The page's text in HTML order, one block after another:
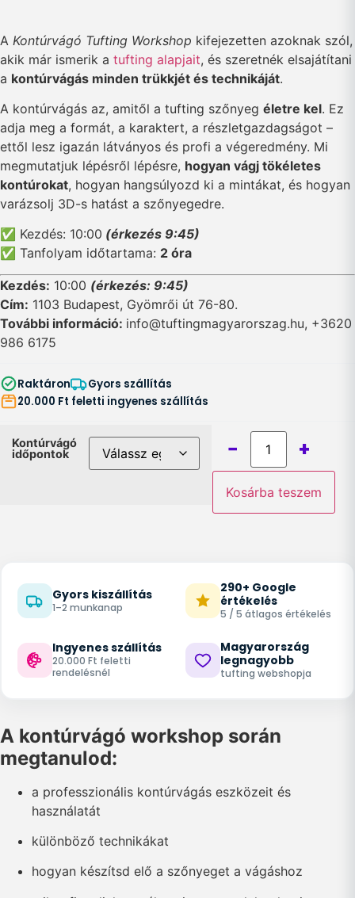
A Kontúrvágó Tufting Workshop kifejezetten azoknak szól,
akik már ismerik a tufting alapjait, és szeretnék elsajátítani
a kontúrvágás minden trükkjét és technikáját.
A kontúrvágás az, amitől a tufting szőnyeg életre kel. Ez
adja meg a formát, a karaktert, a részletgazdagságot –
ettől lesz igazán látványos és profi a végeredmény. Mi
megmutatjuk lépésről lépésre, hogyan vágj tökéletes
kontúrokat, hogyan hangsúlyozd ki a mintákat, és hogyan
varázsolj 3D-s hatást a szőnyegedre.
✅ Kezdés: 10:00 (érkezés 9:45)
✅ Tanfolyam időtartama: 2 óra
Kezdés: 10:00 (érkezés: 9:45)
Cím: 1103 Budapest, Gyömrői út 76-80.
További információ: info@tuftingmagyarorszag.hu, +3620
986 6175
Raktáron
Gyors szállítás
20.000 Ft feletti ingyenes szállítás
Kontúrvágó
időpontok
− +
Kosárba teszem
Gyors kiszállítás
1–2 munkanap
290+ Google
értékelés
5 / 5 átlagos értékelés
Ingyenes szállítás
20.000 Ft feletti
rendelésnél
Magyarország
legnagyobb
tufting webshopja
A kontúrvágó workshop során
megtanulod:
a professzionális kontúrvágás eszközeit és
használatát
különböző technikákat
hogyan készítsd elő a szőnyeget a vágáshoz